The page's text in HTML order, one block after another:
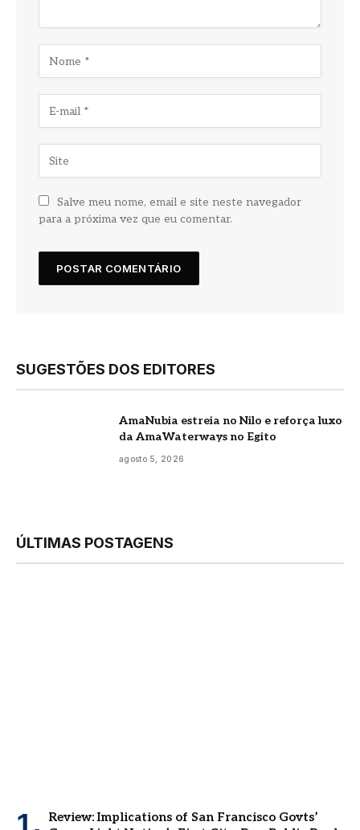
Salve meu nome, email e site neste navegador
para a próxima vez que eu comentar.
SUGESTÕES DOS EDITORES
AmaNubia estreia no Nilo e reforça luxo
da AmaWaterways no Egito
agosto 5, 2026
ÚLTIMAS POSTAGENS
Review: Implications of San Francisco Govts’